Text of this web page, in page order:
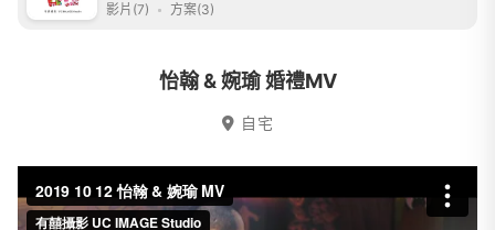
影片(7)
方案(3)
怡翰 & 婉瑜 婚禮MV
自宅